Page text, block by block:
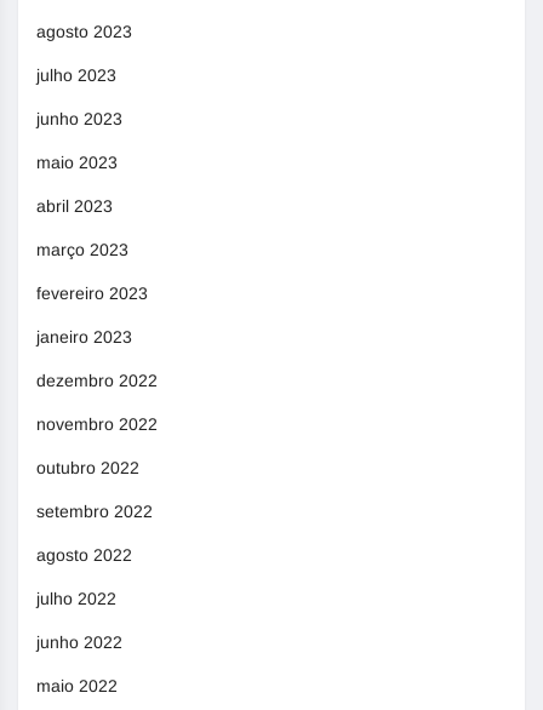
agosto 2023
julho 2023
junho 2023
maio 2023
abril 2023
março 2023
fevereiro 2023
janeiro 2023
dezembro 2022
novembro 2022
outubro 2022
setembro 2022
agosto 2022
julho 2022
junho 2022
maio 2022